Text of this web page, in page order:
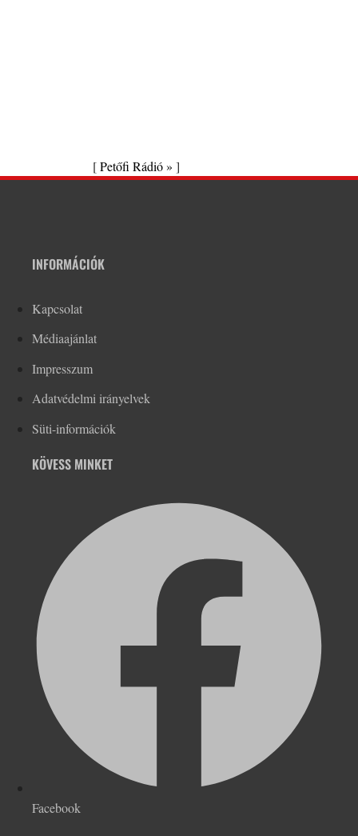
[Petőfi Rádió » ]
INFORMÁCIÓK
Kapcsolat
Médiaajánlat
Impresszum
Adatvédelmi irányelvek
Süti-információk
KÖVESS MINKET
Facebook